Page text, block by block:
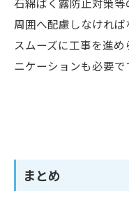
周囲へ配慮しなければ
スムーズに工事を進
ニケーションも必要で
まとめ